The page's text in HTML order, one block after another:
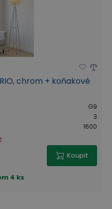
chrom + koňakové
G9
3
1600
Koupit
4 ks